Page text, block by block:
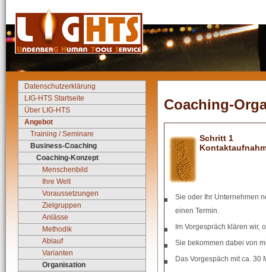
Datenschutzerklärung
LIG-HTS Startseite
Über LIG-HTS
Angebot
Training / Seminare
Business-Coaching
Coaching-Konzept
Menschenbild
Ihre Welt
Voraussetzungen
Zielgruppen
Anlässe
Methodik
Ablauf
Varianten
Organisation
Coaching-
Schritt 1
Sie oder Ihr Unternehmen
einen Termin.
Im Vorgespräch klären wir,
Sie bekommen dabei von
Das Vorgespäch mit ca. 30